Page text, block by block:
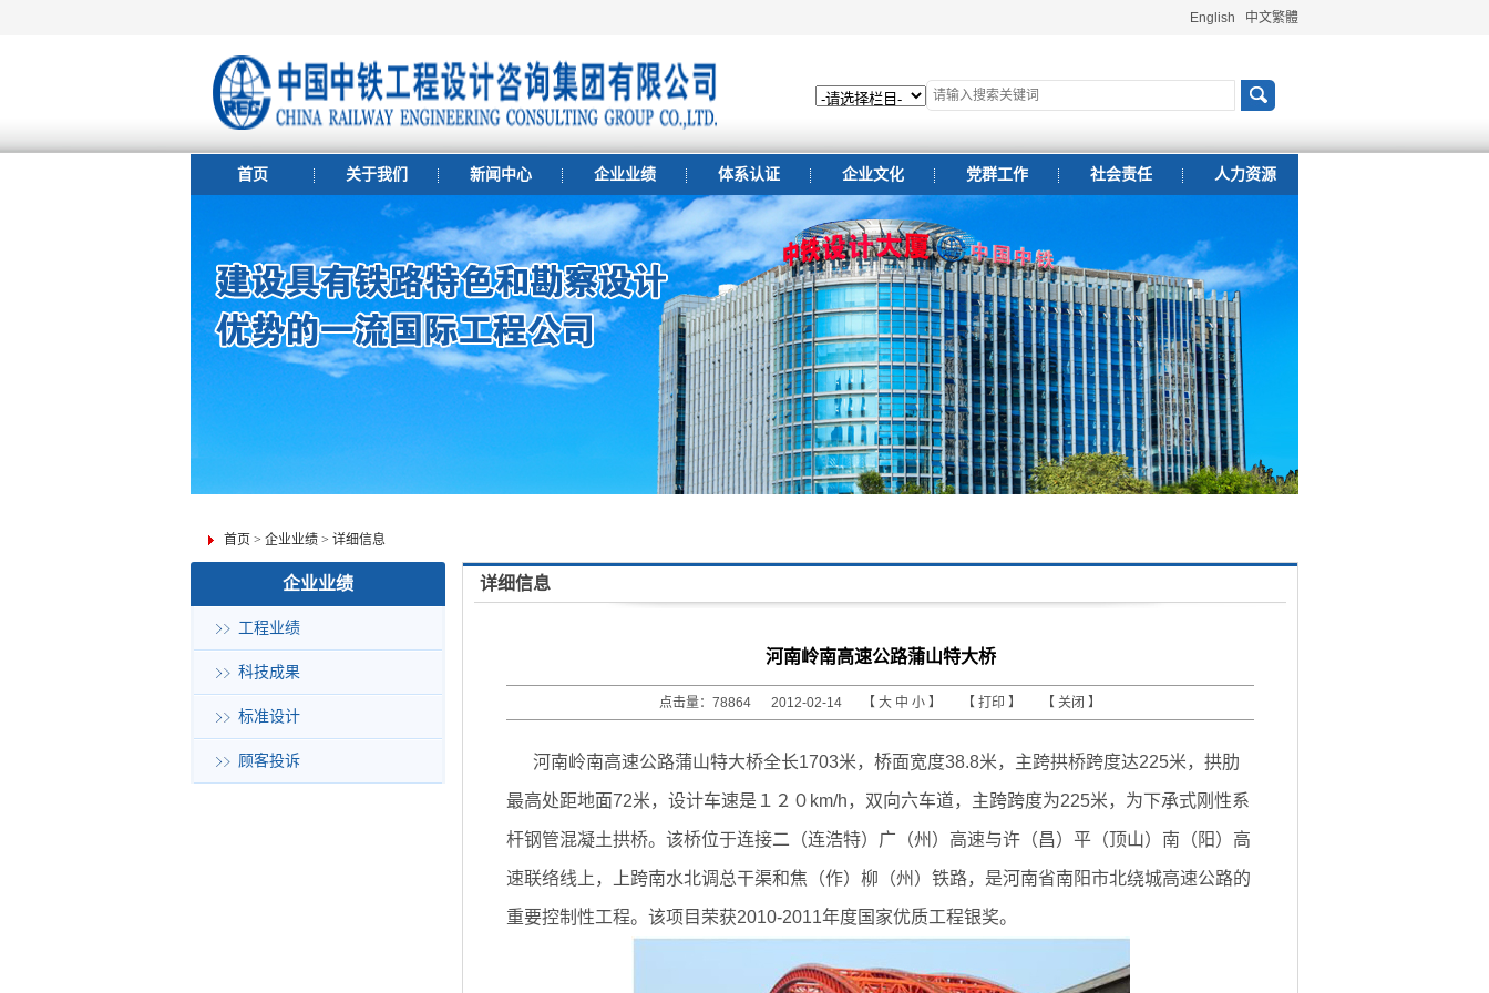
English 中文繁體
首页 关于我们 新闻中心 企业业绩 体系认证 企业文化 党群工作 社会责任 人力资源
首页 > 企业业绩 > 详细信息
企业业绩
工程业绩
科技成果
标准设计
顾客投诉
详细信息
河南岭南高速公路蒲山特大桥
点击量：78864 2012-02-14 【 大 中 小 】 【 打印 】 【 关闭 】
河南岭南高速公路蒲山特大桥全长1703米，桥面宽度38.8米，主跨拱桥跨度达225米，拱肋
最高处距地面72米，设计车速是１２０km/h，双向六车道，主跨跨度为225米，为下承式刚性系
杆钢管混凝土拱桥。该桥位于连接二（连浩特）广（州）高速与许（昌）平（顶山）南（阳）高
速联络线上，上跨南水北调总干渠和焦（作）柳（州）铁路，是河南省南阳市北绕城高速公路的
重要控制性工程。该项目荣获2010-2011年度国家优质工程银奖。